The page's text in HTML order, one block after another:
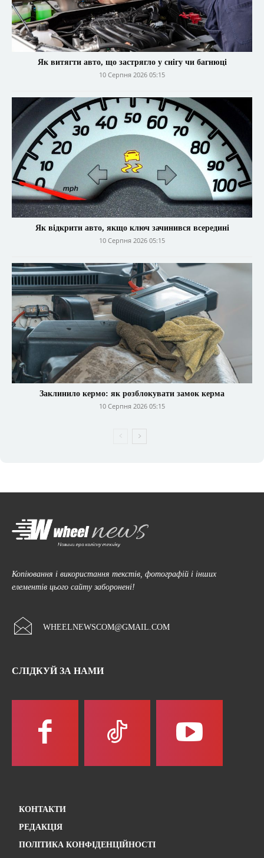
Як витягти авто, що застрягло у снігу чи багнюці
10 Серпня 2026 05:15
Як відкрити авто, якщо ключ зачинився всередині
10 Серпня 2026 05:15
Заклинило кермо: як розблокувати замок керма
10 Серпня 2026 05:15
Копіювання і використання текстів, фотографій і інших
елементів цього сайту заборонені!
WHEELNEWSCOM@GMAIL.COM
СЛІДКУЙ ЗА НАМИ
КОНТАКТИ
РЕДАКЦІЯ
ПОЛІТИКА КОНФІДЕНЦІЙНОСТІ